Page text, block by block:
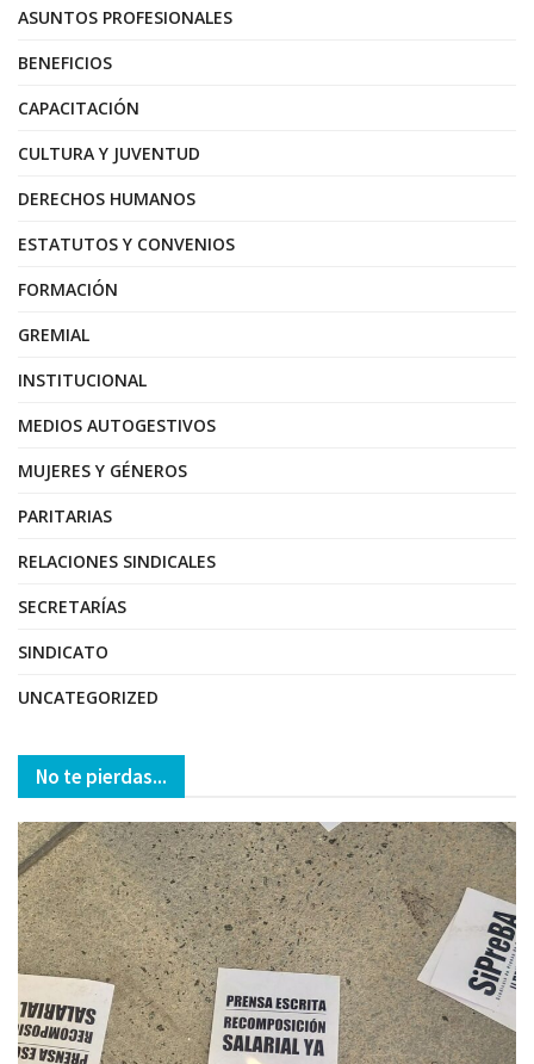
ASUNTOS PROFESIONALES
BENEFICIOS
CAPACITACIÓN
CULTURA Y JUVENTUD
DERECHOS HUMANOS
ESTATUTOS Y CONVENIOS
FORMACIÓN
GREMIAL
INSTITUCIONAL
MEDIOS AUTOGESTIVOS
MUJERES Y GÉNEROS
PARITARIAS
RELACIONES SINDICALES
SECRETARÍAS
SINDICATO
UNCATEGORIZED
No te pierdas...